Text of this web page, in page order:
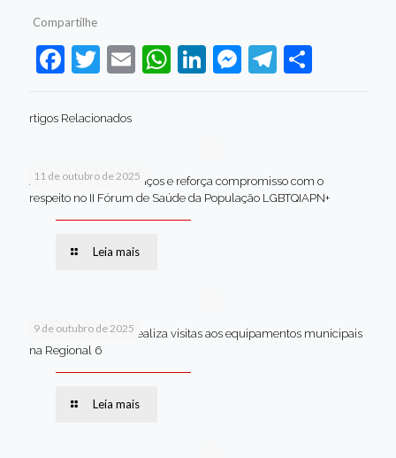
Compartilhe
Facebook
Twitter
EmailWhatsApp
LinkedIn
Messenger
Telegram
Share
rtigos Relacionados
11 de outubro de 2025
Jaboatão celebra avanços e reforça compromisso com o
respeito no II Fórum de Saúde da População LGBTQIAPN+
Leia mais
9 de outubro de 2025
Van dos secretários realiza visitas aos equipamentos municipais
na Regional 6
Leia mais